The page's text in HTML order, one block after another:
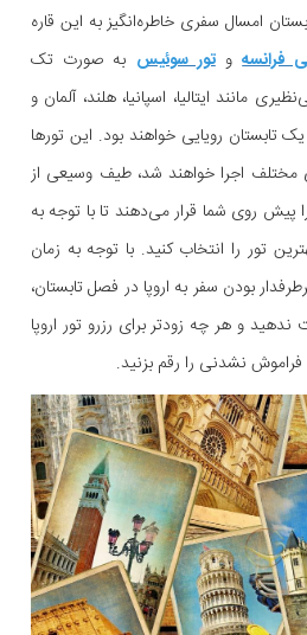
امسال سفری خاطره‌انگیز به این قاره
فرانسهوتور سوئیس به صورت تک
مانند ایتالیا، اسپانیا، هلند، آلمان و
یک تابستان رویایی خواهند بود. این تورها
مختلف اجرا خواهند شد، طیف وسیعی از
پیش روی شما قرار می‌دهند تا با توجه به
تور را انتخاب کنید. با توجه به زمان
بودن سفر به اروپا در فصل تابستان،
و هر چه زودتر برای رزرو تور اروپا
نشدنی را رقم بزنید.